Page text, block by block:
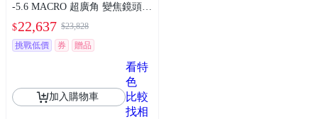
-5.6 MACRO 超廣角 變焦鏡頭
$22,637 $23,828
挑戰低價
券 贈品
加入購物車
看特
色
比較
找相